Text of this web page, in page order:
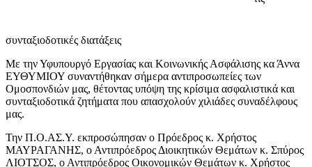
συνταξιοδοτικές διατάξεις
Με την Υφυπουργό Εργασίας και Κοινωνικής Ασφάλισης κα Άννα
ΕΥΘΥΜΙΟΥ συναντήθηκαν σήμερα αντιπροσωπείες των
Ομοσπονδιών μας, θέτοντας υπόψη της κρίσιμα ασφαλιστικά και
συνταξιοδοτικά ζητήματα που απασχολούν χιλιάδες συναδέλφους
μας.
Την Π.Ο.ΑΣ.Υ. εκπροσώπησαν ο Πρόεδρος κ. Χρήστος
ΜΑΥΡΑΓΑΝΗΣ, ο Αντιπρόεδρος Διοικητικών Θεμάτων κ. Σπύρος
ΛΙΟΤΣΟΣ, ο Αντιπρόεδρος Οικονομικών Θεμάτων κ. Χρήστος